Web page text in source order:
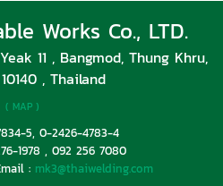
Works Co., LTD.
11 , Bangmod, Thung Khru,
, Thailand
( MAP )
5, 0-2426-4783-4
1978 , 092 256 7080
: mk3@thaiwelding.com